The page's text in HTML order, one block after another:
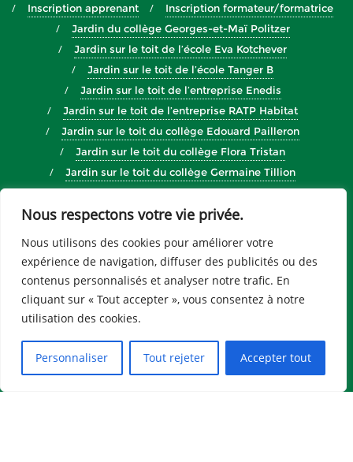
Nous respectons votre vie privée.
Nous utilisons des cookies pour améliorer votre
expérience de navigation, diffuser des publicités ou des
contenus personnalisés et analyser notre trafic. En
cliquant sur « Tout accepter », vous consentez à notre
utilisation des cookies.
Personnaliser Tout rejeter Accepter tout
Inscription apprenant
Inscription formateur/formatrice
Jardin du collège Georges-et-Maï Politzer
Jardin sur le toit de l’école Eva Kotchever
Jardin sur le toit de l’école Tanger B
Jardin sur le toit de l’entreprise Enedis
Jardin sur le toit de l’entreprise RATP Habitat
Jardin sur le toit du collège Edouard Pailleron
Jardin sur le toit du collège Flora Tristan
Jardin sur le toit du collège Germaine Tillion
Jardin sur le toit du collège Henri Matisse
Jardins d’entreprises
Journée de cohésion d’équipe
Nos actions pour les entreprises
Nos chiffres clés
Nos formations
Nos missions
Nos partenaires
Nos sites
Notre équipe
Sites Veni Verdi
Stage
Tableau de bord
Témoignages